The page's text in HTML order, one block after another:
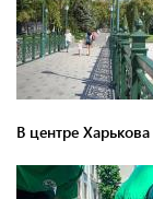
В центре